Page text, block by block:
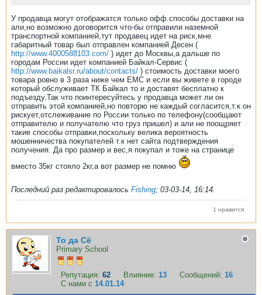
У продавца могут отображатся только офф.способы доставки на
али,но возможно договорится что-бы отправили наземной
транспортной компанией,тут продавец идет на риск,мне
габаритный товар был отправлен компанией Десен (
http://www.4000588103.com/ ) идет до Москвы,а дальше по
городам России идет компанией Байкал-Сервис (
http://www.baikalsr.ru/about/contacts/ ) стоимость доставки моего
товара ровно в 3 раза ниже чем ЕМС и если вы живете в городе
который обслуживает ТК Байкал то и доставят бесплатно к
подъезду.Так что поинтересуйтесь у продавца может ли он
отправить этой компанией,но повторю не каждый согласится,т.к он
рискует,отслеживание по России только по телефону(сообщают
отправителю и получателю что груз пришел) и али не поощряет
такие способы отправки,поскольку велика вероятность
мошенничества покупателей т.к нет сайта подтверждения
получения. Да про размер и вес,я покупал и тоже на странице
вместо 35кг стояло 2кг,а вот размер не помню
Последний раз редактировалось Fishing; 03-03-14, 16:14.
1 нравится
То да Сё
Primary School
Репутация: 62 Влияние: 13 Сообщений: 16
С нами с 14.01.14